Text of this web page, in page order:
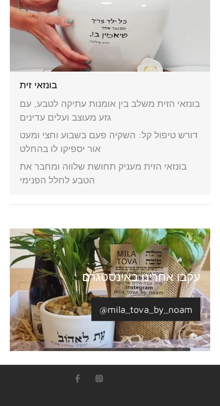
בונזאי זית
בונזאי הזית משלב בין אומנות עתיקה לטבע, עם
גזע מעוצב ועלים עדינים
דורש טיפול קל: השקיה פעם בשבוע וחצי ומעט
אור יספיקו לו בהחלט
בונזאי הזית מעניק תחושת שלווה ומחבר את
הטבע לחלל הפנימי
עקבו אחרינו באינסטגרם
@mila_tova_by_noam